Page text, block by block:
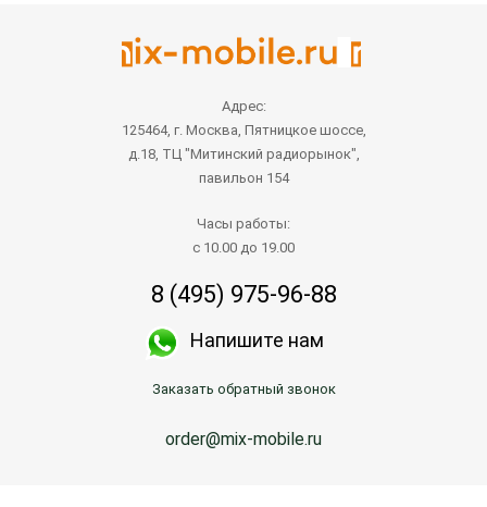
Адрес:
125464, г. Москва, Пятницкое шоссе,
д.18, ТЦ "Митинский радиорынок",
павильон 154
Часы работы:
с 10.00 до 19.00
8 (495) 975-96-88
Напишите нам
Заказать обратный звонок
order@mix-mobile.ru